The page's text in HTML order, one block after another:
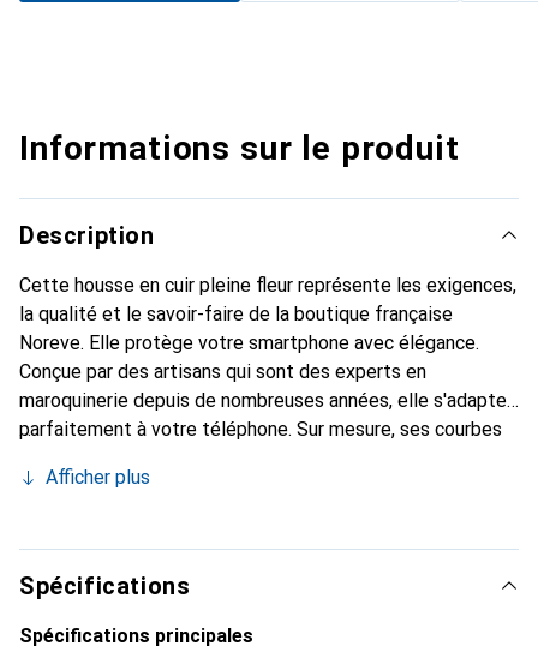
Informations sur le produit
Description
Cette housse en cuir pleine fleur représente les exigences,
la qualité et le savoir-faire de la boutique française
Noreve. Elle protège votre smartphone avec élégance.
Conçue par des artisans qui sont des experts en
maroquinerie depuis de nombreuses années, elle s'adapte
parfaitement à votre téléphone. Sur mesure, ses courbes
devient l'accessoire chic et indispensable pour votre
internationalement pour ses produits de haute qualité et
constitue un choix sûr pour une clientèle exigeante.
Afficher plus
Spécifications
Spécifications principales